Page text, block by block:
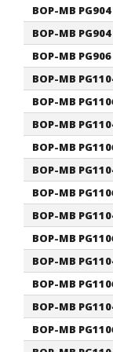
9005: BOP-MB
BOP-MB
BOP-MB
BOP-MB
BOP-MB
BOP-MB
BOP-MB
BOP-MB
BOP-MB
BOP-MB
BOP-MB
BOP-MB
BOP-MB
BOP-MB
BOP-MB
BOP-MB